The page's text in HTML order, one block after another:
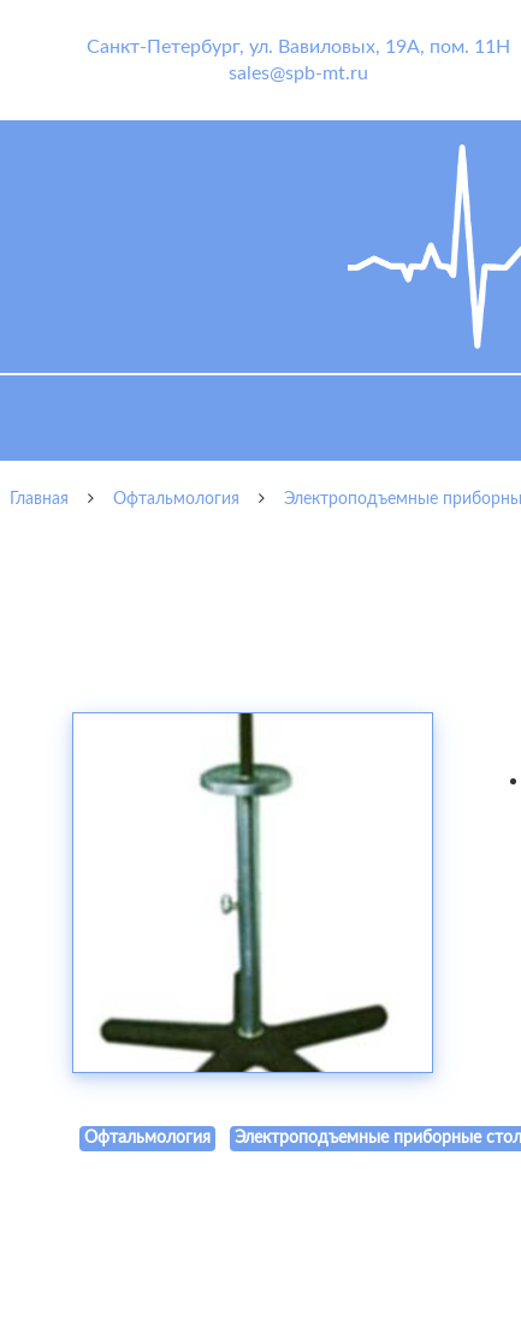
Санкт-Петербург, ул. Вавиловых, 19А, пом. 11Н
sales@spb-mt.ru
Главная Офтальмология Электроподъемные
Офтальмология Электроподъемные приборные